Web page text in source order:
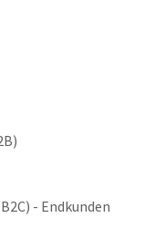
- Endkunden